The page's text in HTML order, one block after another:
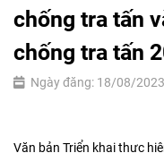
chống tra tấn
chống tra tấn
Ngày đăng: 18/08/
Văn bản Triển khai thực